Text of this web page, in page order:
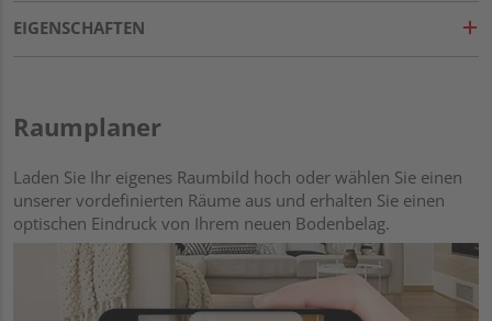
EIGENSCHAFTEN
Raumplaner
Laden Sie Ihr eigenes Raumbild hoch oder wählen Sie einen
unserer vordefinierten Räume aus und erhalten Sie einen
optischen Eindruck von Ihrem neuen Bodenbelag.